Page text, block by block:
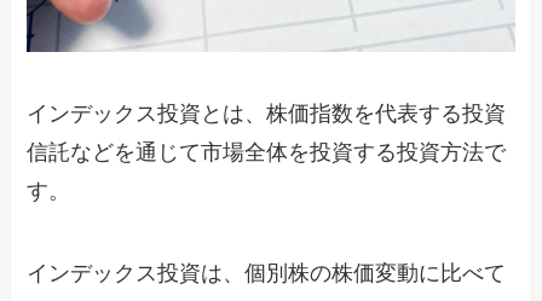
インデックス投資とは、株価指数を代表する投資
信託などを通じて市場全体を投資する投資方法で
す。
インデックス投資は、個別株の株価変動に比べて